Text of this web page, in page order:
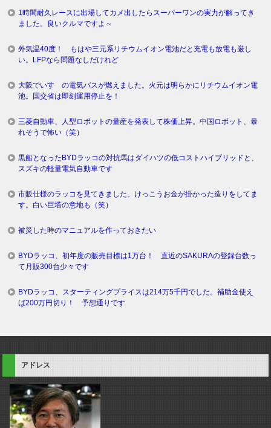
1時間耐久レースに出場してカメ出したらスーパーワンの実力が解ってき
ました。良いクルマですよ～
外気温40度！ もはや三元系リチウムイオン電池だと充電も放電も厳し
い。LFPなら問題なしだけれど
大阪でいすゞの電気バスが燃えました。火元は明らかにリチウムイオン電
池。国交省は即刻運用停止を！
三菱自動車、人型ロボットの量産を発表して株価上昇。中国ロボット、暴
れそうで怖い（笑）
黒船となったBYDラッコの対抗馬はダイハツの低コストハイブリッドと、
スズキの軽量電気自動車です
市販仕様のラッコを見てきました。けっこうお金が掛かった造りをしてま
す。白い巨塔の意地も（笑）
被災した時のマニュアルを作っておきたい
BYDラッコ、初年度の販売目標は1万台！ 直近のSAKURAの登録台数っ
て月販300台少々です
BYDラッコ、スターティングプライスは214万5千円でした。補助金使え
ば200万円切り！ 予想通りです
アドレス